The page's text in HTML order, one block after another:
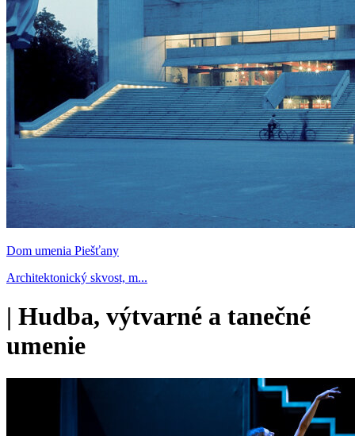
Dom umenia Piešťany
Architektonický skvost, m...
| Hudba, výtvarné a tanečné
umenie